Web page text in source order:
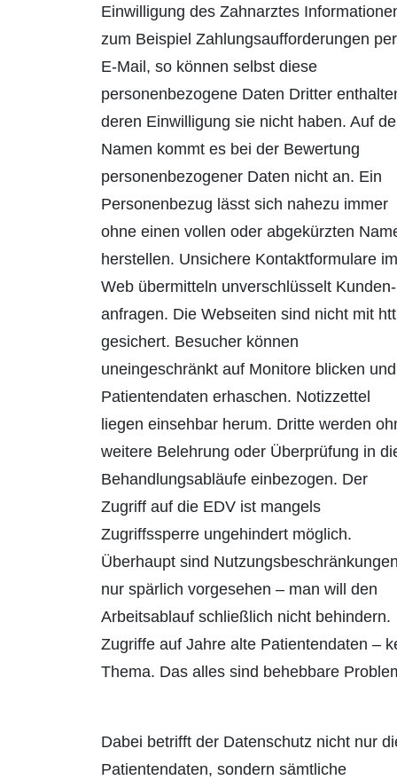
Einwilligung des Zahnarztes
zum Beispiel Zahlungsaufforderungen per
E-Mail, so können selbst diese
personenbezogene Daten Dritter
deren Einwilligung sie nicht haben. Auf
Namen kommt es bei der Bewertung
personenbezogener Daten nicht an. Ein
Perso­nenbezug lässt sich nahezu immer
ohne einen vollen oder abgekürzten
her­stel­len. Unsichere Kontaktformulare im
Web übermitteln unverschlüsselt Kunden­
anfragen. Die Webseiten sind nicht mit
gesichert. Besucher können
uneingeschränkt auf Monitore blicken und
Patientendaten erhaschen. Notizzettel
liegen einsehbar herum. Dritte werden
weitere Belehrung oder Überprüfung in
Behandlungsabläufe einbezogen. Der
Zugriff auf die EDV ist mangels
Zugriffssperre ungehindert möglich.
Überhaupt sind Nutzungs­be­schränkungen
nur spärlich vorgesehen – man will den
Arbeitsablauf schließlich nicht behindern.
Zugriffe auf Jahre alte Patien­tendaten –
Thema. Das alles sind behebbare
Dabei betrifft der Datenschutz nicht nur
Patientendaten, sondern sämtliche